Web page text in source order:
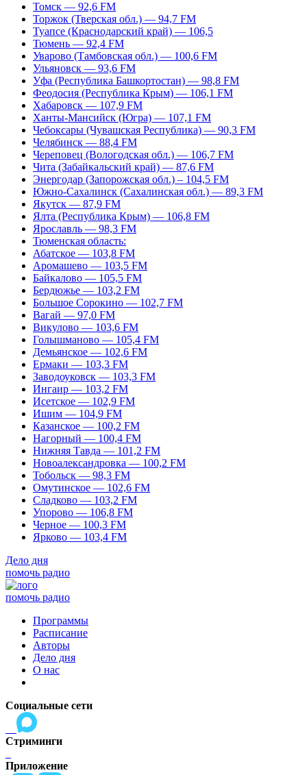
Томск — 92,6 FM
Торжок (Тверская обл.) — 94,7 FM
Туапсе (Краснодарский край) — 106,5
Тюмень — 92,4 FM
Уварово (Тамбовская обл.) — 100,6 FM
Ульяновск — 93,6 FM
Уфа (Республика Башкортостан) — 98,8 FM
Феодосия (Республика Крым) — 106,1 FM
Хабаровск — 107,9 FM
Ханты-Мансийск (Югра) — 107,1 FM
Чебоксары (Чувашская Республика) — 90,3 FM
Челябинск — 88,4 FM
Череповец (Вологодская обл.) — 106,7 FM
Чита (Забайкальский край) — 87,6 FM
Энергодар (Запорожская обл.) – 104,5 FM
Южно-Сахалинск (Сахалинская обл.) — 89,3 FM
Якутск — 87,9 FM
Ялта (Республика Крым) — 106,8 FM
Ярославль — 98,3 FM
Тюменская область:
Абатское — 103,8 FM
Аромашево — 103,5 FM
Байкалово — 105,5 FM
Бердюжье — 103,2 FM
Большое Сорокино — 102,7 FM
Вагай — 97,0 FM
Викулово — 103,6 FM
Голышманово — 105,4 FM
Демьянское — 102,6 FM
Ермаки — 103,3 FM
Заводоуковск — 103,3 FM
Ингаир — 103,2 FM
Исетское — 102,9 FM
Ишим — 104,9 FM
Казанское — 100,2 FM
Нагорный — 100,4 FM
Нижняя Тавда — 101,2 FM
Новоалександровка — 100,2 FM
Тобольск — 98,3 FM
Омутинское — 102,6 FM
Сладково — 103,2 FM
Упорово — 106,8 FM
Черное — 100,3 FM
Ярково — 103,4 FM
Дело дня
помочь радио
помочь радио
Программы
Расписание
Авторы
Дело дня
О нас
Социальные сети
Стриминги
Приложение